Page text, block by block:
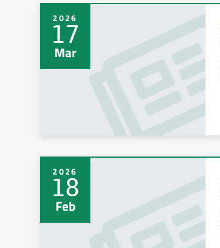
2026
17
Mar
2026
18
Feb